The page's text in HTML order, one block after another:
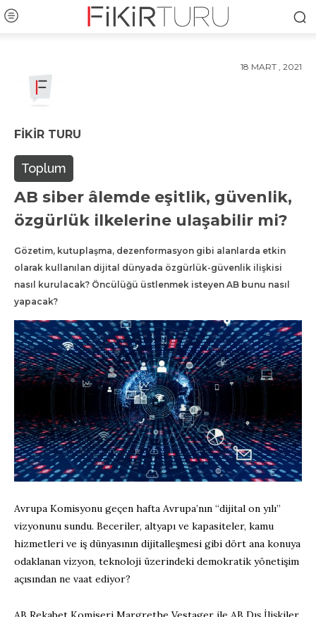
18 MART , 2021
FIKIR TURU
Toplum
AB siber âlemde eşitlik, güvenlik,
özgürlük ilkelerine ulaşabilir mi?
Gözetim, kutuplaşma, dezenformasyon gibi alanlarda etkin
olarak kullanılan dijital dünyada özgürlük-güvenlik ilişkisi
nasıl kurulacak? Öncülüğü üstlenmek isteyen AB bunu nasıl
yapacak?
Avrupa Komisyonu geçen hafta Avrupa’nın “dijital on yılı”
vizyonunu sundu. Beceriler, altyapı ve kapasiteler, kamu
hizmetleri ve iş dünyasının dijitalleşmesi gibi dört ana konuya
odaklanan vizyon, teknoloji üzerindeki demokratik yönetişim
açısından ne vaat ediyor?